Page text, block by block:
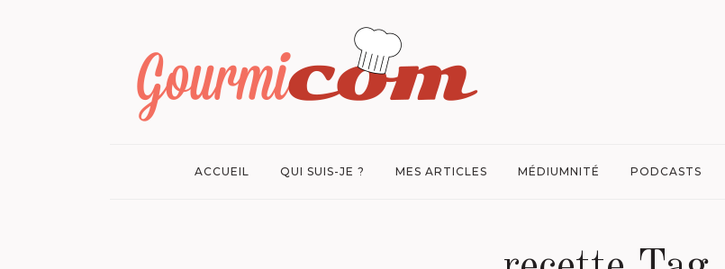
ACCUEIL QUI SUIS-JE ? MES ARTICLES MÉDIUMNITÉ PODCASTS